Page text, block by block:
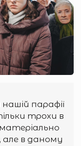
парафії
трохи в
в даному